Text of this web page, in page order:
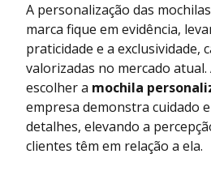
A personalização das
marca fique em evidência,
praticidade e a exclusividade,
valorizadas no mercado atual.
escolher a mochila
empresa demonstra cuidado
detalhes, elevando a
clientes têm em relação a ela.